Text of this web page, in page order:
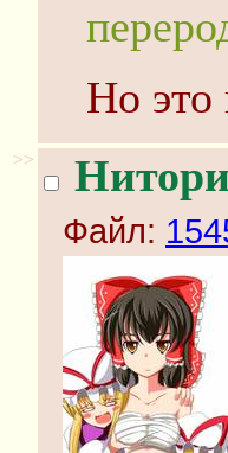
Но это
>> Нитори
Файл: